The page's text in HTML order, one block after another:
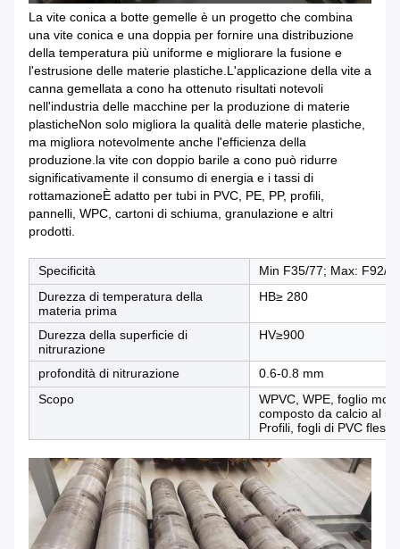
La vite conica a botte gemelle è un progetto che combina
una vite conica e una doppia per fornire una distribuzione
della temperatura più uniforme e migliorare la fusione e
l'estrusione delle materie plastiche.L'applicazione della vite a
canna gemellata a cono ha ottenuto risultati notevoli
nell'industria delle macchine per la produzione di materie
plasticheNon solo migliora la qualità delle materie plastiche,
ma migliora notevolmente anche l'efficienza della
produzione.la vite con doppio barile a cono può ridurre
significativamente il consumo di energia e i tassi di
rottamazioneÈ adatto per tubi in PVC, PE, PP, profili,
pannelli, WPC, cartoni di schiuma, granulazione e altri
prodotti.
Specificità
Min F35/77; Max: F92/
Durezza di temperatura della
materia prima
HB≥ 280
Durezza della superficie di
nitrurazione
HV≥900
profondità di nitrurazione
0.6-0.8 mm
Scopo
WPVC, WPE, foglio
composto da calcio al
Profili, fogli di PVC